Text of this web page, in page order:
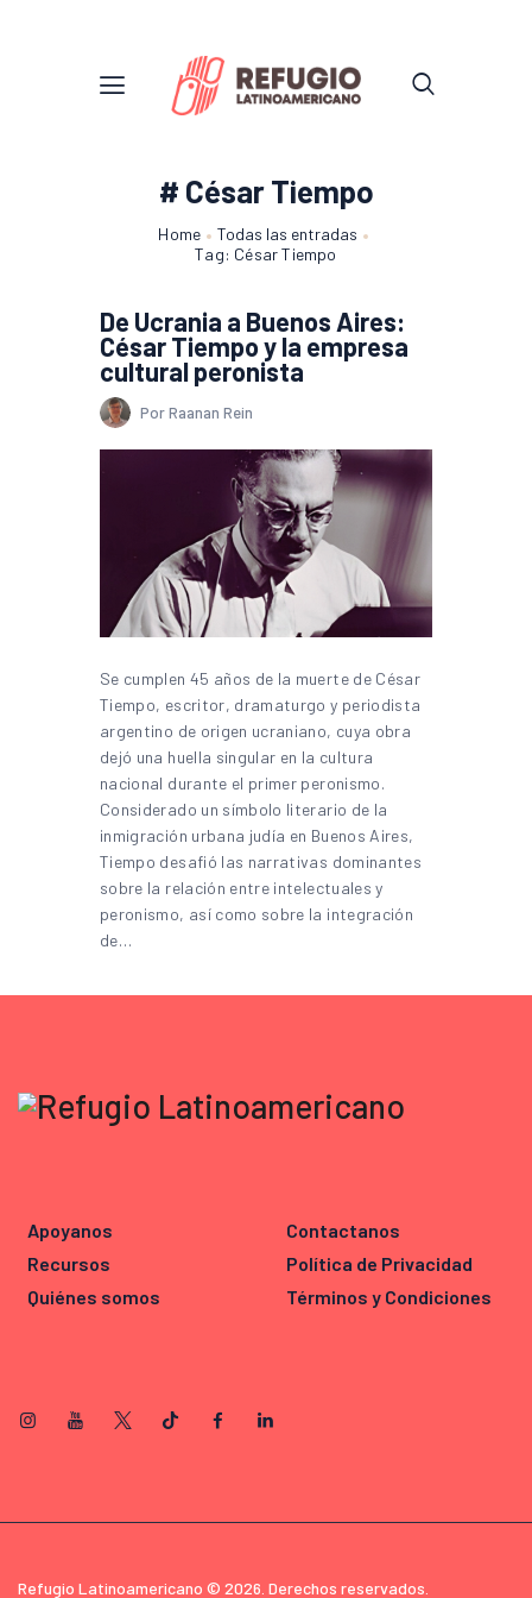
# César Tiempo
Home
Todas las entradas
Tag: César Tiempo
De Ucrania a Buenos Aires:
César Tiempo y la empresa
cultural peronista
Por Raanan Rein
Se cumplen 45 años de la muerte de César
Tiempo, escritor, dramaturgo y periodista
argentino de origen ucraniano, cuya obra
dejó una huella singular en la cultura
nacional durante el primer peronismo.
Considerado un símbolo literario de la
inmigración urbana judía en Buenos Aires,
Tiempo desafió las narrativas dominantes
sobre la relación entre intelectuales y
peronismo, así como sobre la integración
de…
Apoyanos
Recursos
Quiénes somos
Contactanos
Política de Privacidad
Términos y Condiciones
Refugio Latinoamericano © 2026. Derechos reservados.